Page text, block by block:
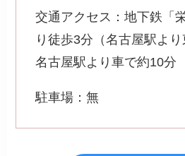
交通アクセス：地下鉄「
り徒歩3分（名古屋駅よ
名古屋駅より車で約10分
駐車場：無